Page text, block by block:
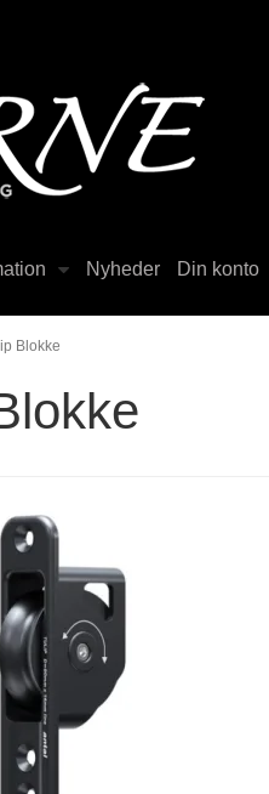
Nyheder Din konto
Blokke